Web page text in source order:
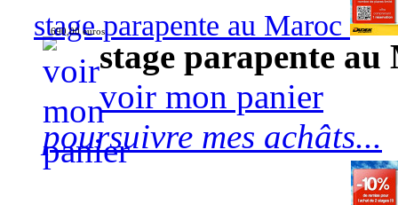
stage parapente au Maroc
690,00 euros
stage parapente
voir mon panier
poursuivre mes achâts...